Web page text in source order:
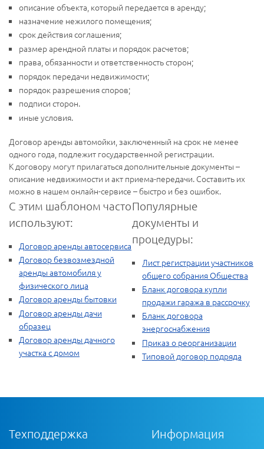
описание объекта, который передается в аренду;
назначение нежилого помещения;
срок действия соглашения;
размер арендной платы и порядок расчетов;
права, обязанности и ответственность сторон;
порядок передачи недвижимости;
порядок разрешения споров;
подписи сторон.
иные условия.
Договор аренды автомойки, заключенный на срок не менее
одного года, подлежит государственной регистрации.
К договору могут прилагаться дополнительные документы –
описание недвижимости и акт приема-передачи. Составить их
можно в нашем онлайн-сервисе – быстро и без ошибок.
С этим шаблоном часто
используют:
Договор аренды автосервиса
Договор безвозмездной
аренды автомобиля у
физического лица
Договор аренды бытовки
Договор аренды дачи
образец
Договор аренды дачного
участка с домом
Популярные
документы и
процедуры:
Лист регистрации участников
общего собрания Общества
Бланк договора купли
продажи гаража в рассрочку
Бланк договора
энергоснабжения
Приказ о реорганизации
Типовой договор подряда
Техподдержка Информация